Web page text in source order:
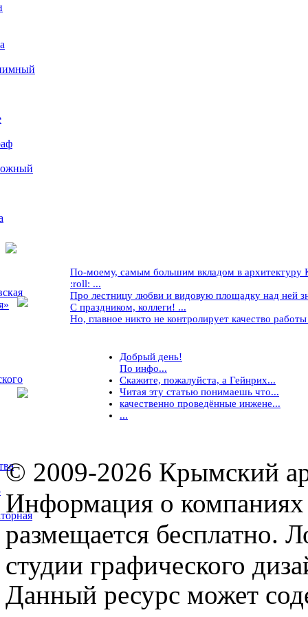
По-моему, самым большим вкладом в архитектуру
:roll: ...
Про лестницу любви и видовую площадку над ней
С праздником, коллеги! ...
Но, главное никто не контролирует качество
Добрый день!
По инфо...
Скажите, пожалуйста, а Гейнрих...
Читая эту статью понимаешь что...
качественно проведённые инжене...
...
© 2009-2026 Крымский
Информация о компаниях
размещается бесплатно.
студии графического
Данный ресурс может